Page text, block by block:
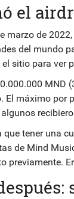
el
marzo de
del mundo
sitio para ver
MND
El máximo por
tener una
de Mind
previamente.